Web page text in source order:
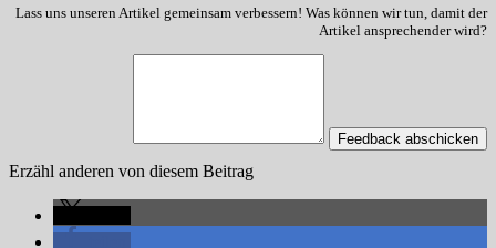
Lass uns unseren Artikel gemeinsam verbessern! Was können wir tun, damit der
Artikel ansprechender wird?
Feedback abschicken
Erzähl anderen von diesem Beitrag